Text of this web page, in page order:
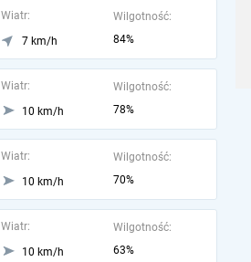
Wiatr:
7 km/h
Wilgotność:
84%
Wiatr:
10 km/h
Wilgotność:
78%
Wiatr:
10 km/h
Wilgotność:
70%
Wiatr:
10 km/h
Wilgotność:
63%